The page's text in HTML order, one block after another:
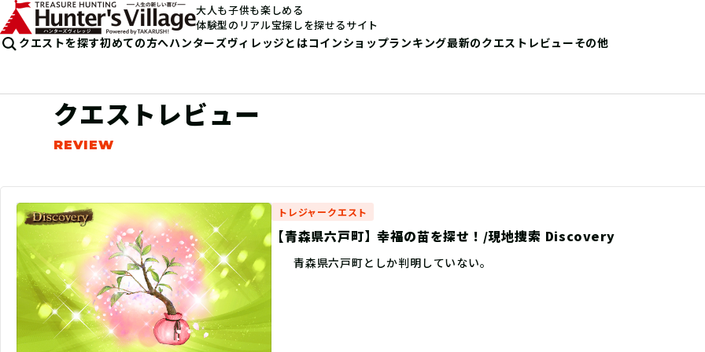
大人も子供も楽しめる
体験型のリアル宝探しを探せるサイト
クエストを探す初めての方へハンターズヴィレッジとはコインショップランキング最新のクエストレビューその他
クエストレビュー
トレジャークエスト
【青森県六戸町】幸福の苗を探せ！/現地捜索 Discovery
青森県六戸町としか判明していない。